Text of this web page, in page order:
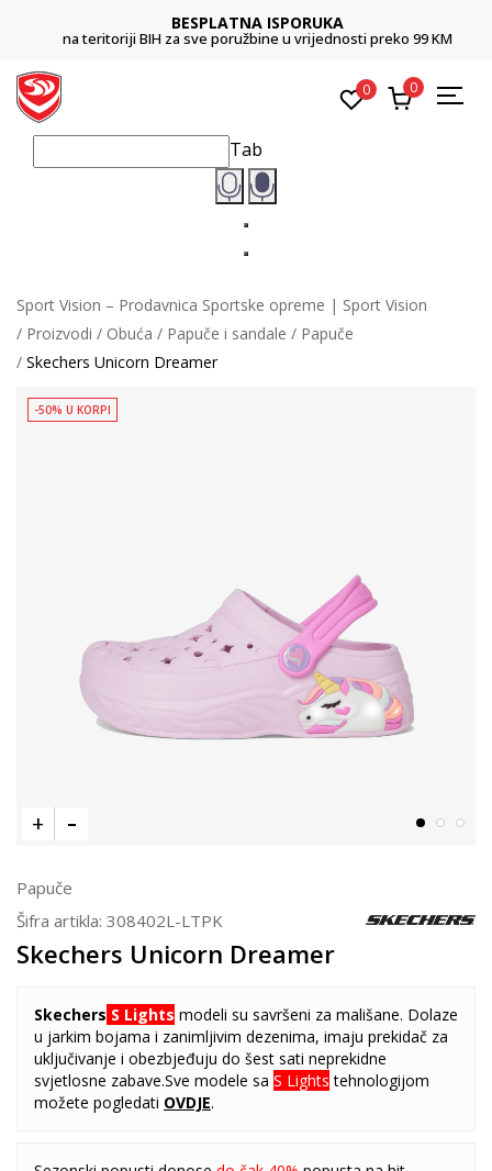
BESPLATNA ISPORUKA
na teritoriji BIH za sve poružbine u vrijednosti preko 99 KM
0 0
Tab
Sport Vision – Prodavnica Sportske opreme | Sport Vision
Proizvodi
Obuća Papuče i sandale
Papuče
Skechers Unicorn Dreamer
-50% U KORPI
Papuče
Šifra artikla: 308402L-LTPK
Skechers Unicorn Dreamer
Skechers S Lights modeli su savršeni za mališane. Dolaze
u jarkim bojama i zanimljivim dezenima, imaju prekidač za
uključivanje i obezbjeđuju do šest sati neprekidne
svjetlosne zabave.Sve modele sa S Lights tehnologijom
možete pogledati OVDJE.